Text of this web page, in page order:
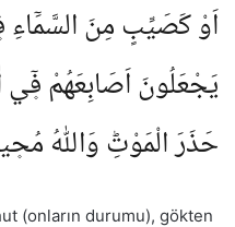
اَوْ كَصَيِّبٍ مِنَ
يَجْعَلُونَ اَصَابِعَهُمْ ف۪ٓي
حَذَرَ الْمَوْتِؕ وَاللّٰهُ
(onların durumu), gökten